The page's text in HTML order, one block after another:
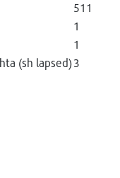
511
1
1
(sh lapsed)3